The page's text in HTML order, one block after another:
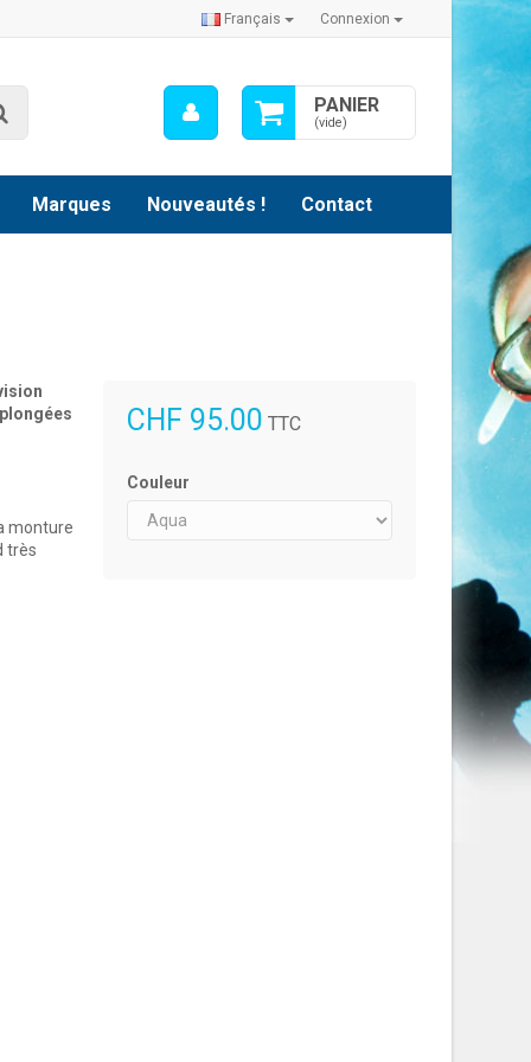
Connexion
Français
PANIER
(vide)
Mon
compte
Marques Nouveautés ! Contact
CHF 95.00 TTC
Couleur
monture
très